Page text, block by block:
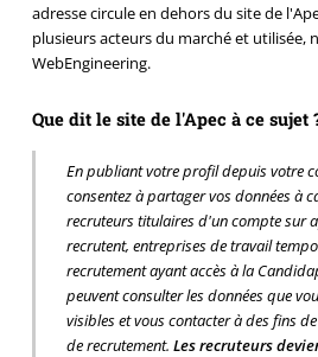
adresse circule en dehors du site de
plusieurs acteurs du marché et utilisée,
WebEngineering.
Que dit le site de l'Apec à ce sujet
En publiant votre profil depuis votre
consentez à partager vos données à
recruteurs titulaires d'un compte sur
recrutent, entreprises de travail
recrutement ayant accès à la
peuvent consulter les données que
visibles et vous contacter à des fins
de recrutement.Les recruteurs